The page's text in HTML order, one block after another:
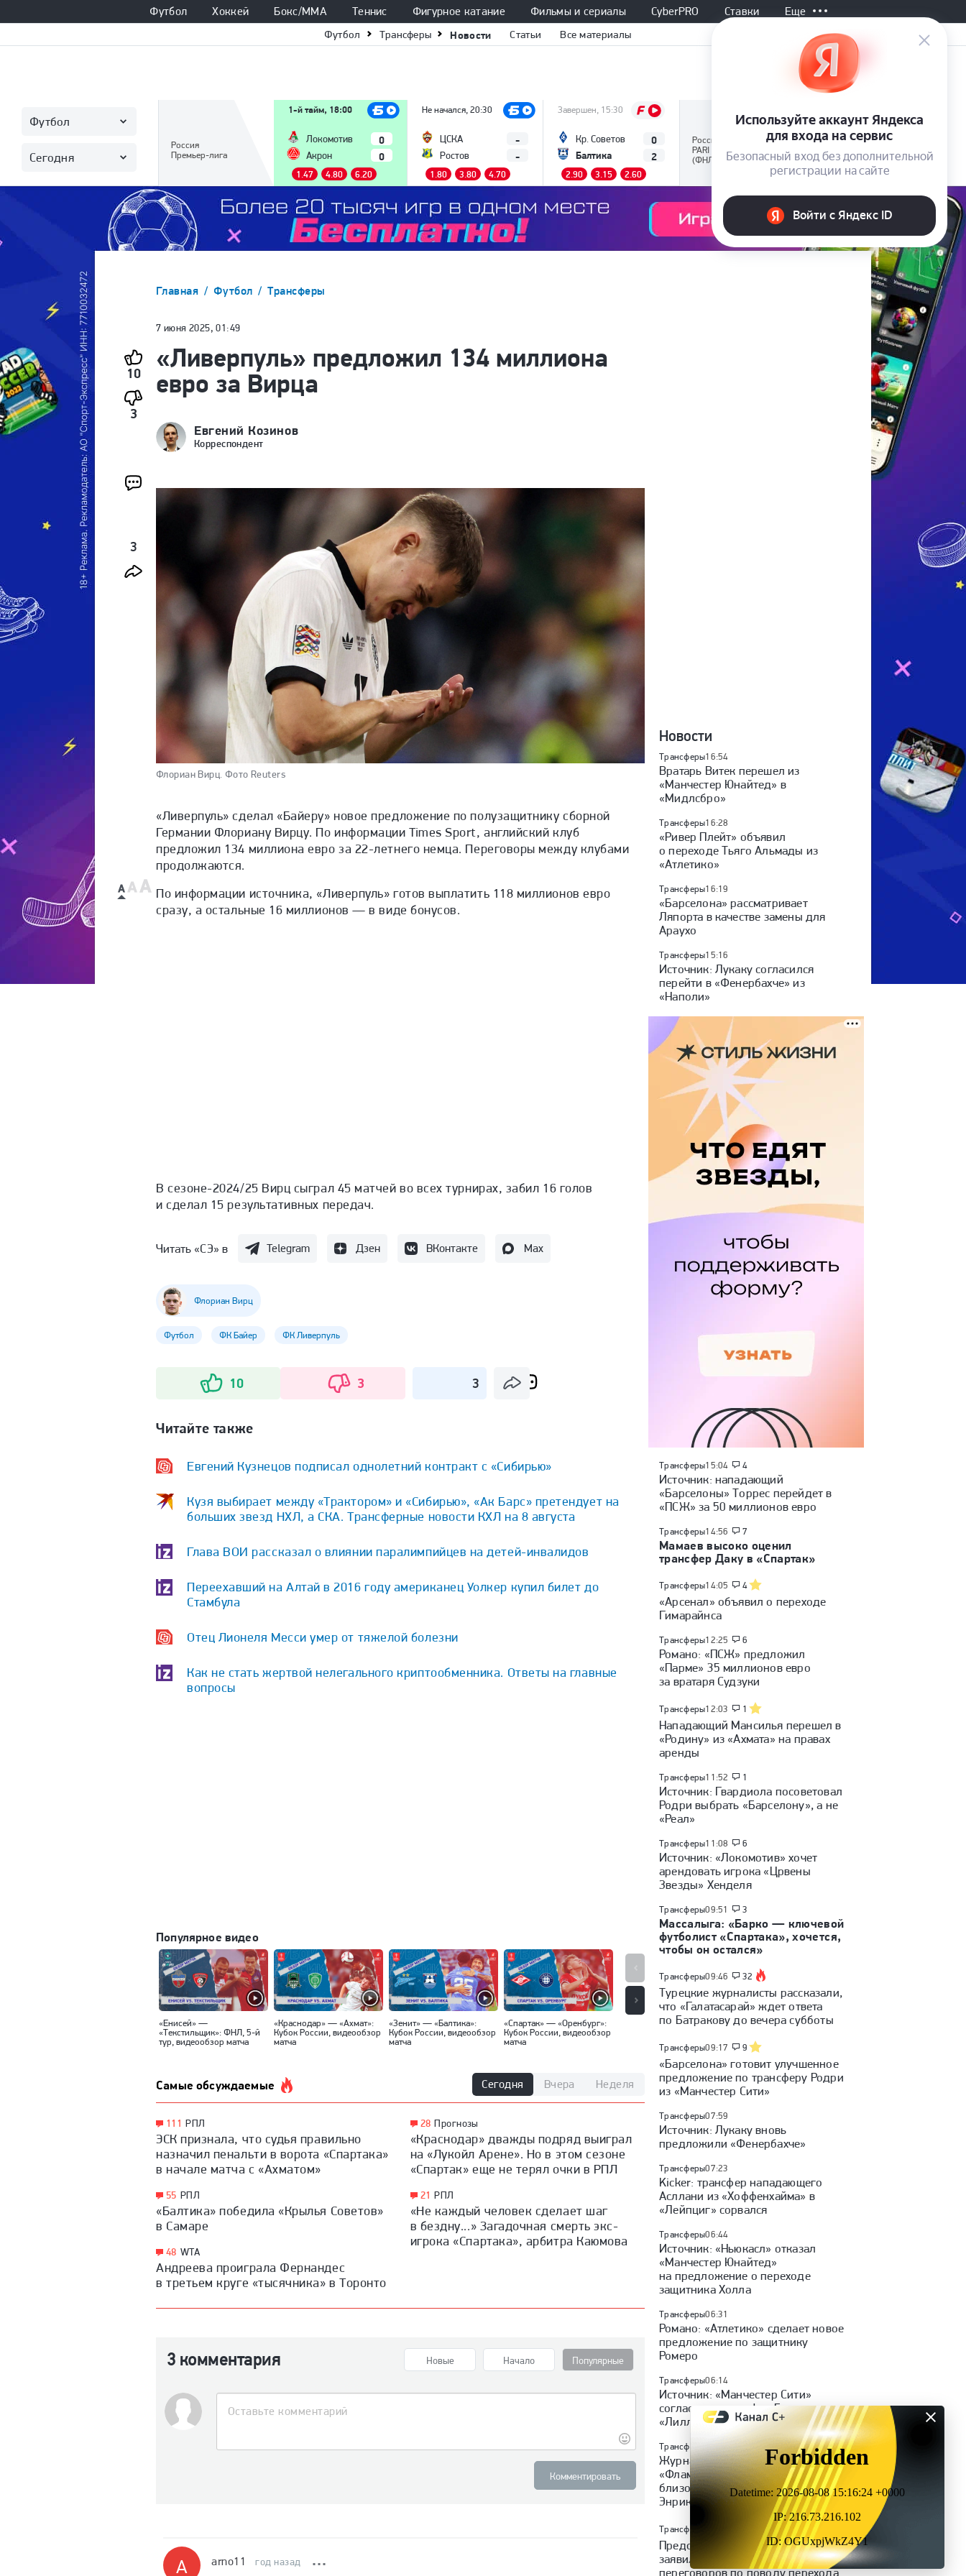
Футбол Хоккей Бокс/ММА Теннис Фигурное катание Фильмы и сериалы CyberPRO Ставки Еще
Футбол Трансферы Новости Статьи Все материалы
Футбол
Сегодня
Россия
Премьер-лига
1-й тайм, 18:00
Локомотив
Акрон
0
0
1.47 4.80 6.20
Не начался, 20:30
ЦСКА
Ростов
-
-
1.80 3.80 4.70
Завершен, 15:30
Кр. Советов
Балтика
0
2
2.90 3.15 2.60
Россия
PARI Первая лига
(ФНЛ)
Нижний Новгород
Нефтехимик
Все матчи
Главная Футбол Трансферы
10
3
3
7 июня 2025, 01:49
«Ливерпуль» предложил 134 миллиона
евро за Вирца
Евгений Козинов
Корреспондент
Флориан Вирц. Фото Reuters
«Ливерпуль» сделал «Байеру» новое предложение по полузащитнику сборной
Германии Флориану Вирцу. По информации Times Sport, английский клуб
предложил 134 миллиона евро за 22-летнего немца. Переговоры между клубами
продолжаются.
По информации источника, «Ливерпуль» готов выплатить 118 миллионов евро
сразу, а остальные 16 миллионов — в виде бонусов.
В сезоне-2024/25 Вирц сыграл 45 матчей во всех турнирах, забил 16 голов
и сделал 15 результативных передач.
Читать «СЭ» в Telegram Дзен ВКонтакте Max
Флориан Вирц
Футбол ФК Байер ФК Ливерпуль
10 3 3
Читайте также
Евгений Кузнецов подписал однолетний контракт с «Сибирью»
Кузя выбирает между «Трактором» и «Сибирью», «Ак Барс» претендует на
больших звезд НХЛ, а СКА. Трансферные новости КХЛ на 8 августа
Глава ВОИ рассказал о влиянии паралимпийцев на детей-инвалидов
Переехавший на Алтай в 2016 году американец Уолкер купил билет до
Стамбула
Отец Лионеля Месси умер от тяжелой болезни
Как не стать жертвой нелегального криптообменника. Ответы на главные
вопросы
Популярное видео
«Енисей» —
«Текстильщик»: ФНЛ, 5-й
тур, видеообзор матча
«Краснодар» — «Ахмат»:
Кубок России, видеообзор
матча
«Зенит» — «Балтика»:
Кубок России, видеообзор
матча
«Спартак» — «Оренбург»:
Кубок России, видеообзор
матча
«Факел» — «Динамо»
«Локомотив» — ЦСКА:
матча
Самые обсуждаемые Сегодня Вчера Неделя
111 РПЛ
ЭСК признала, что судья правильно
назначил пенальти в ворота «Спартака»
в начале матча с «Ахматом»
55 РПЛ
«Балтика» победила «Крылья Советов»
в Самаре
48 WTA
Андреева проиграла Фернандес
в третьем круге «тысячника» в Торонто
28 Прогнозы
«Краснодар» дважды подряд выиграл
на «Лукойл Арене». Но в этом сезоне
«Спартак» еще не терял очки в РПЛ
21 РПЛ
«Не каждый человек сделает шаг
в бездну...» Загадочная смерть экс-
игрока «Спартака», арбитра Каюмова
3 комментария Новые Начало Популярные
Комментировать
A arno11 год назад
Новости
Трансферы16:54
Вратарь Витек перешел из
«Манчестер Юнайтед» в
«Мидлсбро»
Трансферы16:28
«Ривер Плейт» объявил
о переходе Тьяго Альмады из
«Атлетико»
Трансферы16:19
«Барселона» рассматривает
Ляпорта в качестве замены для
Араухо
Трансферы15:16
Источник: Лукаку согласился
перейти в «Фенербахче» из
«Наполи»
Трансферы15:04 4
Источник: нападающий
«Барселоны» Торрес перейдет в
«ПСЖ» за 50 миллионов евро
Трансферы14:56 7
Мамаев высоко оценил
трансфер Даку в «Спартак»
Трансферы14:05 4
«Арсенал» объявил о переходе
Гимарайнса
Трансферы12:25 6
Романо: «ПСЖ» предложил
«Парме» 35 миллионов евро
за вратаря Судзуки
Трансферы12:03 1
Нападающий Мансилья перешел в
«Родину» из «Ахмата» на правах
аренды
Трансферы11:52 1
Источник: Гвардиола посоветовал
Родри выбрать «Барселону», а не
«Реал»
Трансферы11:08 6
Источник: «Локомотив» хочет
арендовать игрока «Црвены
Звезды» Хенделя
Трансферы09:51 3
Массалыга: «Барко — ключевой
футболист «Спартака», хочется,
чтобы он остался»
Трансферы09:46 32
Турецкие журналисты рассказали,
что «Галатасарай» ждет ответа
по Батракову до вечера субботы
Трансферы09:17 9
«Барселона» готовит улучшенное
предложение по трансферу Родри
из «Манчестер Сити»
Трансферы07:59
Источник: Лукаку вновь
предложили «Фенербахче»
Трансферы07:23
Kicker: трансфер нападающего
Асллани из «Хоффенхайма» в
«Лейпциг» сорвался
Трансферы06:44
Источник: «Ньюкасл» отказал
«Манчестер Юнайтед»
на предложение о переходе
защитника Холла
Трансферы06:31
Романо: «Атлетико» сделает новое
предложение по защитнику
Ромеро
Трансферы06:14
Источник: «Манчестер Сити»
согласовал трансфер Буадди из
«Лилля» за 135 миллионов евро
Трансферы05:42 1
Журналист Касагранде:
«Фламенго» никогда не был
близок к подписанию Луиса
Энрике»
Трансферы
Представители Луиса Энрике
заявили о прекращении
переговоров по поводу перехода